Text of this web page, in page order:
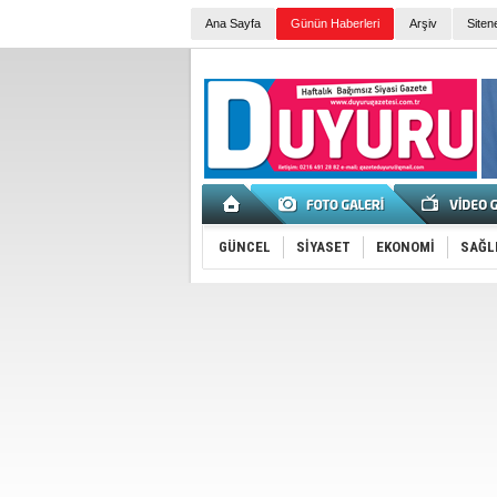
Ana Sayfa Günün Haberleri Arşiv
GÜNCEL SİYASET EKONOMİ